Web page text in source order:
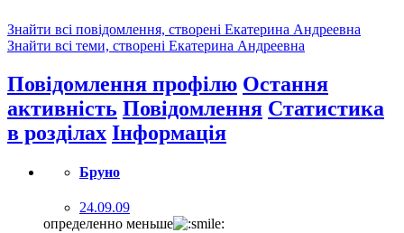
Знайти всі повідомлення, створені Екатерина Андреевна
Знайти всі теми, створені Екатерина Андреевна
Повідомлення профілю Остання
активність Повідомлення Статистика
в розділах Інформація
Бруно
24.09.09
определенно меньше